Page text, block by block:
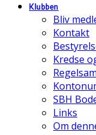
Klubben
Bliv
Kontakt
Kredse
SBH
Links
Om